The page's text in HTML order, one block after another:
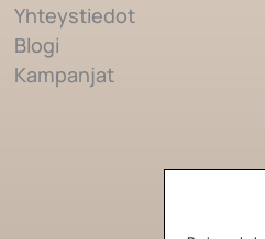
Yhteystiedot
Blogi
Kampanjat